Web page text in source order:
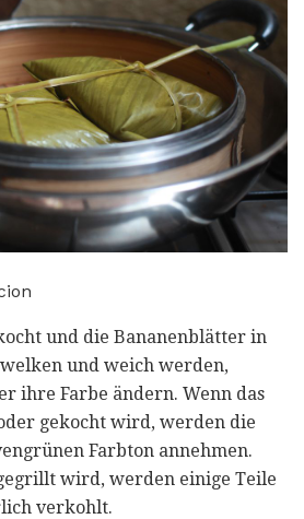
und die Bananenblätter in
und weich werden,
ihre Farbe ändern. Wenn das
gekocht wird, werden die
Farbton annehmen.
wird, werden einige Teile
verkohlt.